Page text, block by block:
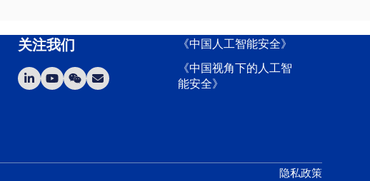
关注我们
LinkedInYouTube
WeChatEmail
《中国人工智能安全》
《中国视角下的人工智
能安全》
隐私政策